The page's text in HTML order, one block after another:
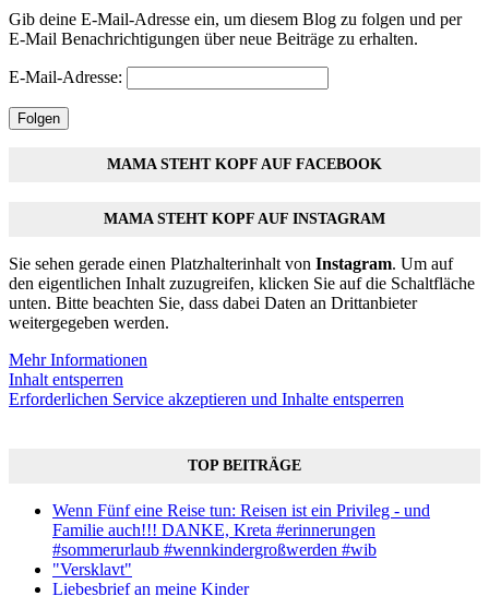
Gib deine E-Mail-Adresse ein, um diesem Blog zu folgen und per
E-Mail Benachrichtigungen über neue Beiträge zu erhalten.
E-Mail-Adresse:
Folgen
MAMA STEHT KOPF AUF FACEBOOK
MAMA STEHT KOPF AUF INSTAGRAM
Sie sehen gerade einen Platzhalterinhalt von Instagram. Um auf
den eigentlichen Inhalt zuzugreifen, klicken Sie auf die Schaltfläche
unten. Bitte beachten Sie, dass dabei Daten an Drittanbieter
weitergegeben werden.
Mehr Informationen
Inhalt entsperren
Erforderlichen Service akzeptieren und Inhalte entsperren
TOP BEITRÄGE
Wenn Fünf eine Reise tun: Reisen ist ein Privileg - und
Familie auch!!! DANKE, Kreta #erinnerungen
#sommerurlaub #wennkindergroßwerden #wib
"Versklavt"
Liebesbrief an meine Kinder